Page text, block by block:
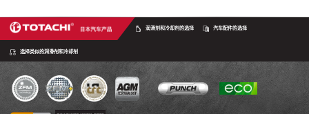
润滑剂和冷却剂的选择 汽车配件的选择
选择类似的润滑剂和冷却剂